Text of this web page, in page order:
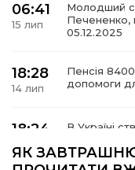
місія
06:41
15 лип
Молодший
Печененко,
05.12.2025
18:28
14 лип
Пенсія
допомоги
18:24
В Україні
кордону
ЯК